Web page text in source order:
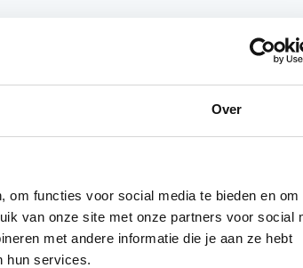
Over
functies voor social media te bieden en om
van onze site met onze partners voor social
met andere informatie die je aan ze hebt
hun services.
ook
GRANIT
Kleurstelling Schijfremslot met
Categorie